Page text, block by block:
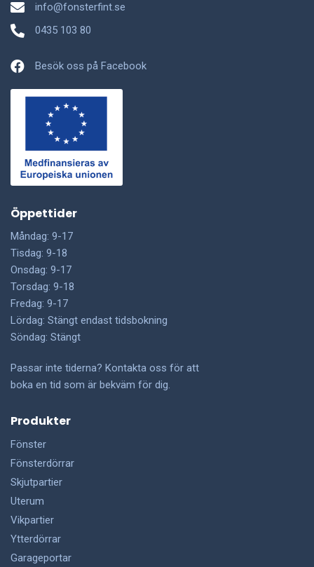
info@fonsterfint.se
0435 103 80
Besök oss på Facebook
Öppettider
Måndag: 9-17
Tisdag: 9-18
Onsdag: 9-17
Torsdag: 9-18
Fredag: 9-17
Lördag: Stängt endast tidsbokning
Söndag: Stängt
Passar inte tiderna? Kontakta oss för att
boka en tid som är bekväm för dig.
Produkter
Fönster
Fönsterdörrar
Skjutpartier
Uterum
Vikpartier
Ytterdörrar
Garageportar